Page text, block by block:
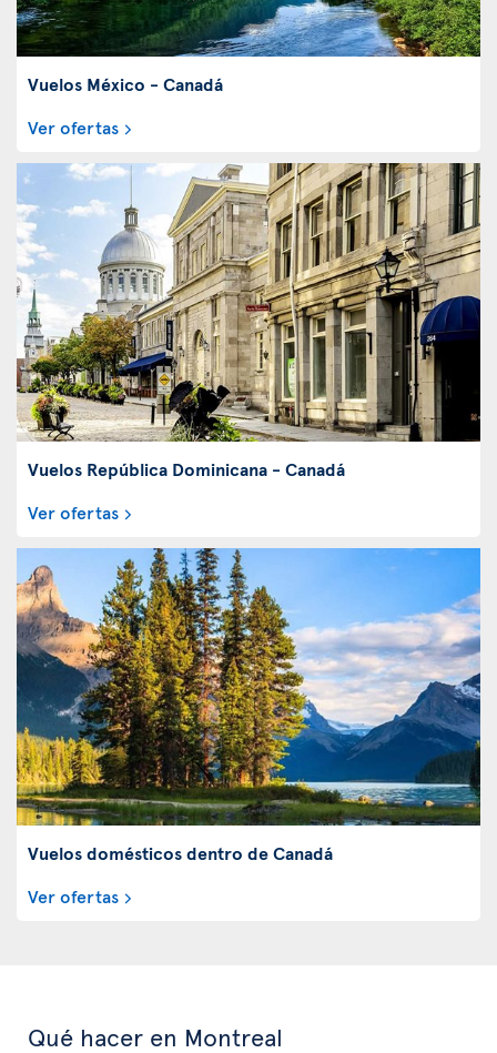
Vuelos México - Canadá
Ver ofertas
Vuelos República Dominicana - Canadá
Ver ofertas
Vuelos domésticos dentro de Canadá
Ver ofertas
Qué hacer en Montreal